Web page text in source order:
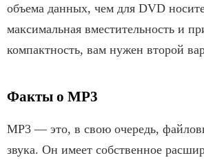
объема данных, чем для DVD
максимальная вместительность и
компактность, вам нужен второй
Факты о MP3
MP3 — это, в свою очередь,
звука. Он имеет собственное